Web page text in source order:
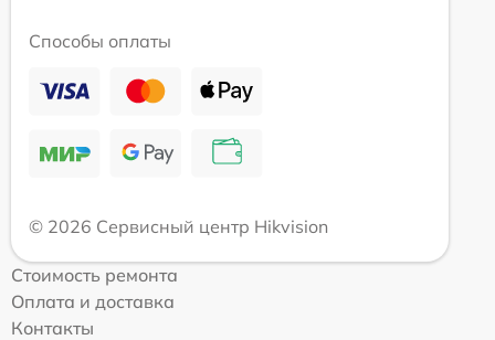
Способы оплаты
© 2026 Сервисный центр Hikvision
Стоимость ремонта
Оплата и доставка
Контакты